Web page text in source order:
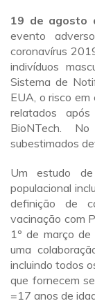
19 de agosto
evento
coronavírus
indivíduos
Sistema de
EUA, o risco
relatados
BioNTech.
subestimados
Um estudo
populacional
definição de
vacinação com
1º de março
uma
incluindo todos
que fornecem
=17 anos de